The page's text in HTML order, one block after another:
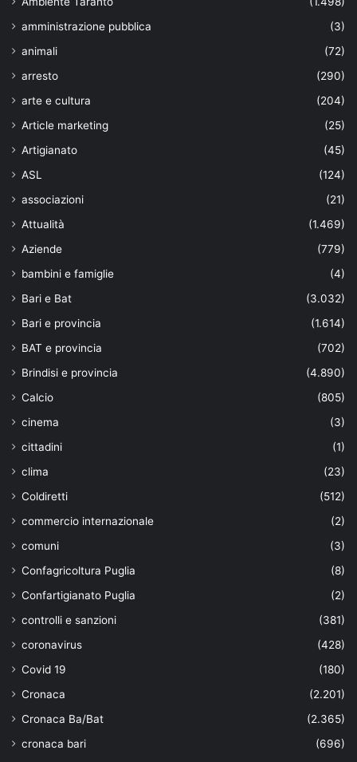
amministrazione pubblica
(3)
animali
(72)
arresto
(290)
arte e cultura
(204)
Article marketing
(25)
Artigianato
(45)
ASL
(124)
associazioni
(21)
Attualità
(1.469)
Aziende
(779)
bambini e famiglie
(4)
Bari e Bat
(3.032)
Bari e provincia
(1.614)
BAT e provincia
(702)
Brindisi e provincia
(4.890)
Calcio
(805)
cinema
(3)
cittadini
(1)
clima
(23)
Coldiretti
(512)
commercio internazionale
(2)
comuni
(3)
Confagricoltura Puglia
(8)
Confartigianato Puglia
(2)
controlli e sanzioni
(381)
coronavirus
(428)
Covid 19
(180)
Cronaca
(2.201)
Cronaca Ba/Bat
(2.365)
cronaca bari
(696)